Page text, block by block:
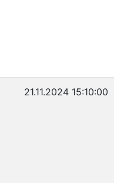
21.11.2024 15:10:00